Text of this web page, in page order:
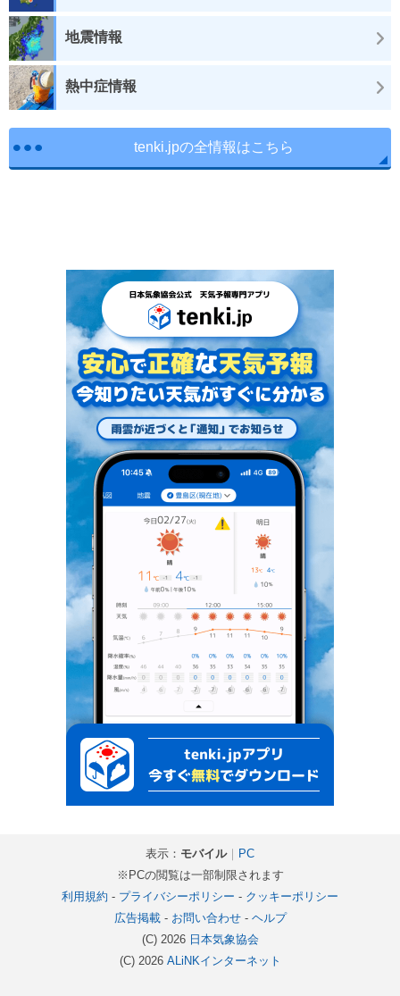
地震情報
熱中症情報
tenki.jpの全情報はこちら
表示： モバイル｜ PC
※PCの閲覧は一部制限されます
利用規約 - プライバシーポリシー - クッキーポリシー
広告掲載- お問い合わせ- ヘルプ
(C) 2026 日本気象協会
(C) 2026 ALiNKインターネット